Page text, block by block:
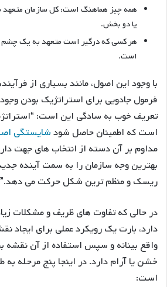
همه چیز هماهنگ است: کل سازمان
یا دو بخش.
هر کسی که درگیر است متعهد به یک
است.
با وجود این اصول، مانند بسیاری از
فرمول جادویی برای استراتژیک بودن وجود
تعریف خوب به سادگی این است:
است که اطمینان حاصل شودشایستگی
مداوم بر آن دسته از انتخاب های جهت
بهترین وجه سازمان را به سمت آینده
ریسک و منظم ترین شکل حرکت می دهد.”
در حالی که تفاوت های ظریف و مشکلات
دارد، بارت یک رویکرد عملی برای ایجاد
واقع بینانه و سپس استفاده از آن
خشن یا آرام دارد. در اینجا پنج مرحله
است: